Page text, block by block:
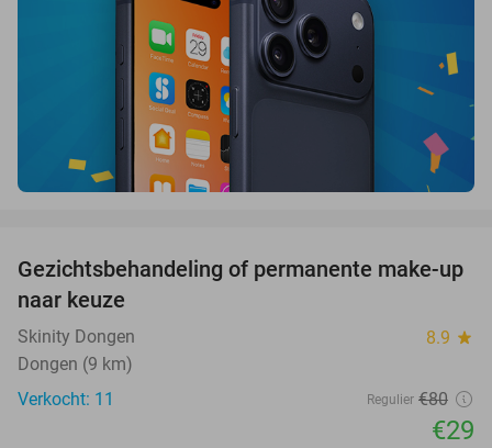
64%
Gezichtsbehandeling of permanente make-up
naar keuze
Skinity Dongen 8.9 star
Dongen (9 km)
Verkocht: 11
Regulier €80
€29